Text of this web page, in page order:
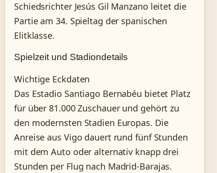
Schiedsrichter Jesús Gil Manzano leitet die
Partie am 34. Spieltag der spanischen
Elitklasse.
Spielzeit und Stadiondetails
Wichtige Eckdaten
Das Estadio Santiago Bernabéu bietet Platz
für über 81.000 Zuschauer und gehört zu
den modernsten Stadien Europas. Die
Anreise aus Vigo dauert rund fünf Stunden
mit dem Auto oder alternativ knapp drei
Stunden per Flug nach Madrid-Barajas.